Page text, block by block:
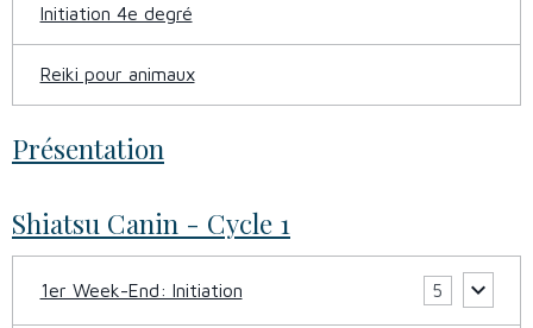
Initiation 4e degré
Reiki pour animaux
Présentation
Shiatsu Canin - Cycle 1
1er Week-End: Initiation 5